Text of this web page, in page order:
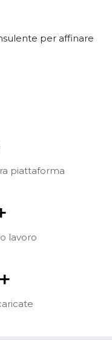
per affinare
piattaforma
lavoro
+